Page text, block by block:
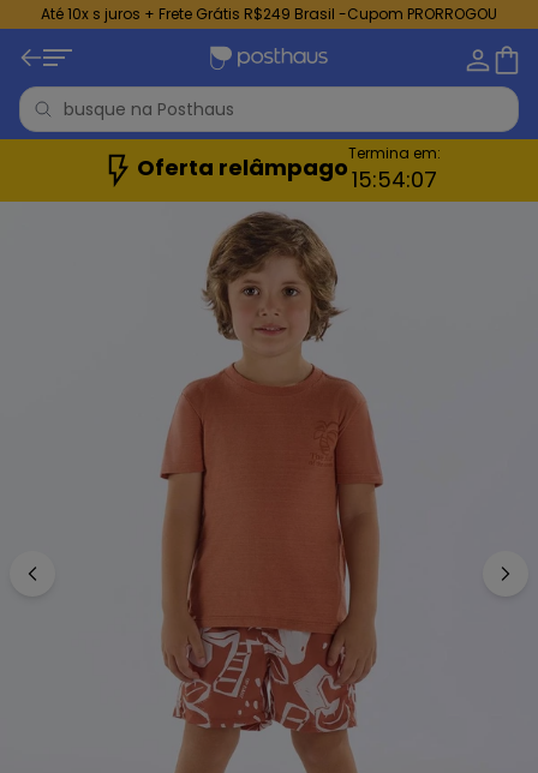
Até 10x s juros + Frete Grátis R$249 Brasil -Cupom PRORROGOU
Oferta relâmpagoTermina em:
15:54:06